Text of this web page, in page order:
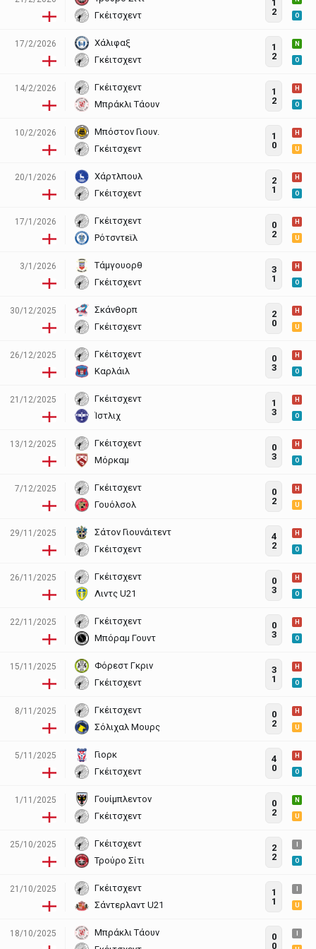
Γκέιτσχεντ
1
2
O
17/2/2026
Χάλιφαξ
Γκέιτσχεντ
1
2
N
O
14/2/2026
Γκέιτσχεντ
Μπράκλι Τάουν
1
2
H
O
10/2/2026
Μπόστον Γιουν.
Γκέιτσχεντ
1
0
H
U
20/1/2026
Χάρτλπουλ
Γκέιτσχεντ
2
1
H
O
17/1/2026
Γκέιτσχεντ
Ρότσντεϊλ
0
2
H
U
3/1/2026
Τάμγουορθ
Γκέιτσχεντ
3
1
H
O
30/12/2025
Σκάνθορπ
Γκέιτσχεντ
2
0
H
U
26/12/2025
Γκέιτσχεντ
Καρλάιλ
0
3
H
O
21/12/2025
Γκέιτσχεντ
Ίστλιχ
1
3
H
O
13/12/2025
Γκέιτσχεντ
Μόρκαμ
0
3
H
O
7/12/2025
Γκέιτσχεντ
Γουόλσολ
0
2
H
U
29/11/2025
Σάτον Γιουνάιτεντ
Γκέιτσχεντ
4
2
H
O
26/11/2025
Γκέιτσχεντ
Λιντς U21
0
3
H
O
22/11/2025
Γκέιτσχεντ
Μπόραμ Γουντ
0
3
H
O
15/11/2025
Φόρεστ Γκριν
Γκέιτσχεντ
3
1
H
O
8/11/2025
Γκέιτσχεντ
Σόλιχαλ Μουρς
0
2
H
U
5/11/2025
Γιορκ
Γκέιτσχεντ
4
0
H
O
1/11/2025
Γουίμπλεντον
Γκέιτσχεντ
0
2
N
U
25/10/2025
Γκέιτσχεντ
Τρούρο Σίτι
2
2
O
21/10/2025
Γκέιτσχεντ
Σάντερλαντ U21
1
1
U
18/10/2025
Μπράκλι Τάουν
0
0